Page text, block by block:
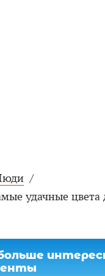
/
удачные цвета